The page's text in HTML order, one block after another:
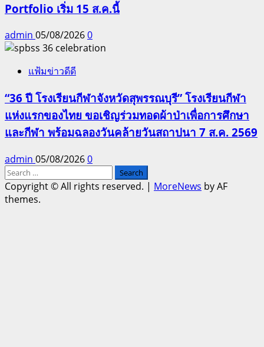
Portfolio เริ่ม 15 ส.ค.นี้
admin 05/08/20260
แฟ้มข่าวดีดี
“36 ปี โรงเรียนกีฬาจังหวัดสุพรรณบุรี” โรงเรียนกีฬา
แห่งแรกของไทย ขอเชิญร่วมทอดผ้าป่าเพื่อการศึกษา
และกีฬา พร้อมฉลองวันคล้ายวันสถาปนา 7 ส.ค. 2569
admin 05/08/20260
Search
for:
Copyright © All rights reserved. | MoreNews by AF
themes.